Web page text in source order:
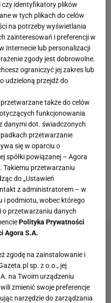
Newcastle United
postanowił sprzedać
Mohammedowi Bin
majątkiem
funtów. Pozostałe
że władze
przyszłe inwestycje
. Jedna z osób z
Fund przekazała The
pociągnąć do
władze ligi, jak i inne
że rywale uchwalają
czy identyfikatory plików
w tych plikach do celów
na potrzeby wyświetlania
zainteresowań i preferencji w
Internecie lub personalizacji
zgody jest dobrowolne.
ograniczyć jej zakres lub
udzieloną przejdź do
także do celów
funkcjonowania
danymi dot. świadczonych
przetwarzanie
się w oparciu o
spółki powiązanej – Agora
Takiemu przetwarzaniu
do „Ustawień
z administratorem – w
i podmiotu, wobec którego
o przetwarzaniu danych
Polityka Prywatności
Agora S.A.
zgodę na zainstalowanie i
sp. z o.o., jej
na Twoim urządzeniu
zmienić swoje preferencje
narzędzie do zarządzania